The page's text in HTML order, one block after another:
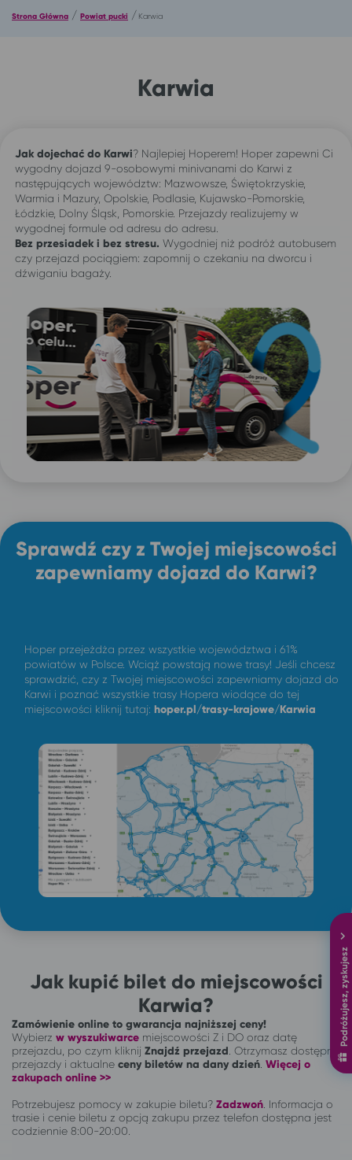
Podróżujesz, zyskujesz
Strona Główna / Powiat pucki /Karwia
Karwia
Jak dojechać do Karwi? Najlepiej Hoperem! Hoper zapewni Ci
wygodny dojazd 9-osobowymi minivanami do Karwi z
następujących województw: Mazwowsze, Świętokrzyskie,
Warmia i Mazury, Opolskie, Podlasie, Kujawsko-Pomorskie,
Łódzkie, Dolny Śląsk, Pomorskie. Przejazdy realizujemy w
wygodnej formule od adresu do adresu.
Bez przesiadek i bez stresu. Wygodniej niż podróż autobusem
czy przejazd pociągiem: zapomnij o czekaniu na dworcu i
dźwiganiu bagaży.
Sprawdź czy z Twojej miejscowości
zapewniamy dojazd do Karwi?
Hoper przejeżdża przez wszystkie województwa i 61%
powiatów w Polsce. Wciąż powstają nowe trasy! Jeśli chcesz
sprawdzić, czy z Twojej miejscowości zapewniamy dojazd do
Karwi i poznać wszystkie trasy Hopera wiodące do tej
miejscowości kliknij tutaj: hoper.pl/trasy-krajowe/Karwia
Jak kupić bilet do miejscowości
Karwia?
Zamówienie online to gwarancja najniższej ceny!
Wybierz w wyszukiwarce miejscowości Z i DO oraz datę
przejazdu, po czym kliknij Znajdź przejazd . Otrzymasz dostępne
przejazdy i aktualne ceny biletów na dany dzień Więcej o
zakupach online >>
Potrzebujesz pomocy w zakupie biletu? Zadzwoń Informacja o
trasie i cenie biletu z opcją zakupu przez telefon dostępna jest
codziennie 8:00-20:00.